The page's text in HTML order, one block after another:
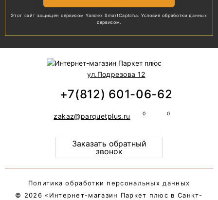
Этот сайт защищен сервисом Yandex SmartCaptcha. Условия обработки данных
сервисом.
ул.Подрезова 12
+7(812) 601-06-62
zakaz@parquetplus.ru
Заказать обратный
звонок
Политика обработки персональных данных
© 2026 «Интернет-магазин Паркет плюс в Санкт-